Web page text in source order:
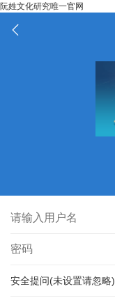
阮姓文化研究唯一官网
安全提问(未设置请忽略)